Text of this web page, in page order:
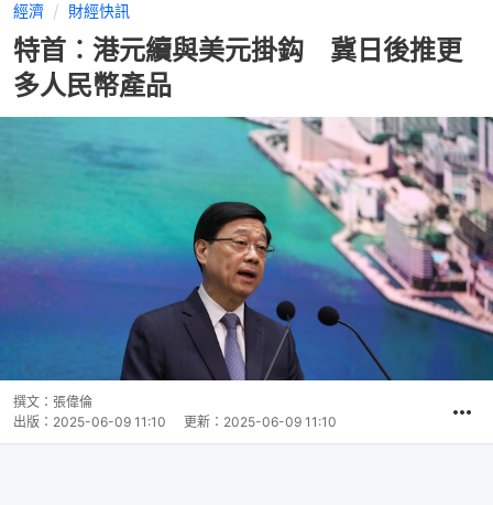
經濟 財經快訊
特首︰港元續與美元掛鈎 冀日後推更
多人民幣產品
撰文： 張偉倫
出版： 2025-06-09 11:10 更新： 2025-06-09 11:10